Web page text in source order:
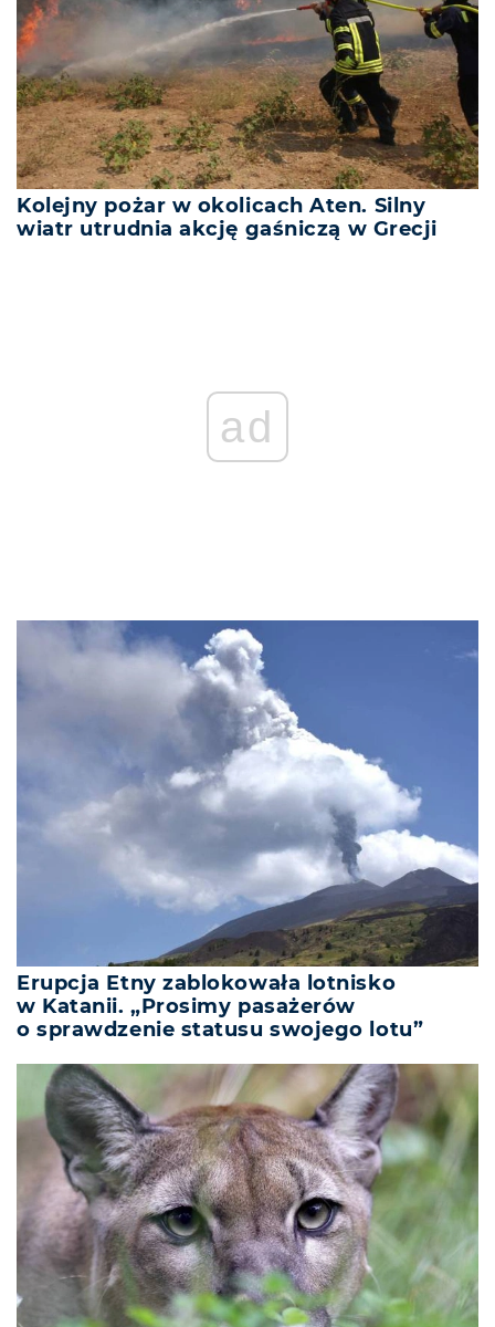
Kolejny pożar w okolicach Aten. Silny
wiatr utrudnia akcję gaśniczą w Grecji
ad
Erupcja Etny zablokowała lotnisko
w Katanii. „Prosimy pasażerów
o sprawdzenie statusu swojego lotu”